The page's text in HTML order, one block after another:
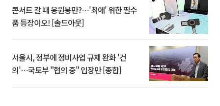
콘서트 갈 때 응원봉만?⋯'최애' 위한 필수
품 등장이오! [솔드아웃]
서울시, 정부에 정비사업 규제 완화 '건
의'⋯국토부 "협의 중" 입장만 [종합]